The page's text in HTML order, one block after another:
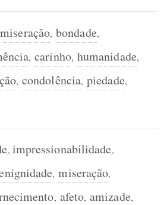
, bondade,
, carinho, humanidade,
, condolência, piedade,
, impressionabilidade,
, miseração,
, afeto, amizade,